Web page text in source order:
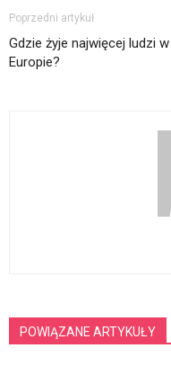
Poprzedni artykuł
Gdzie żyje najwięcej ludzi w
Europie?
POWIĄZANE ARTYKUŁY